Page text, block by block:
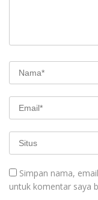
Simpan nama,
untuk komentar saya